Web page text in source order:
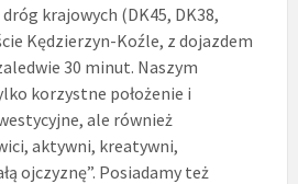
krajowych (DK45, DK38,
Kędzierzyn-Koźle, z dojazdem
30 minut. Naszym
korzystne położenie i
ale również
aktywni, kreatywni,
ojczyznę”. Posiadamy też